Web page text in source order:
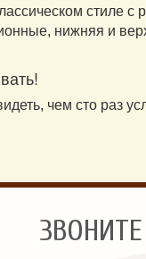
стиле
нижняя и
чем сто раз